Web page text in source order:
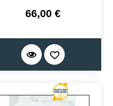
Prix
66,00 €